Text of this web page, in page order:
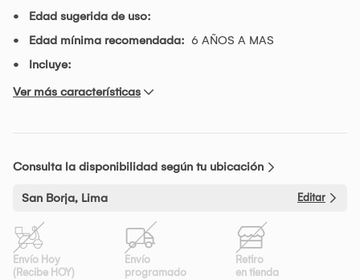
Edad sugerida de uso:
Edad mínima recomendada: 6 AÑOS A MAS
Incluye:
Ver más características
Consulta la disponibilidad según tu ubicación
San Borja, Lima Editar
Envío Hoy
(Recibe HOY)
Envío
programado
Retiro
en tienda